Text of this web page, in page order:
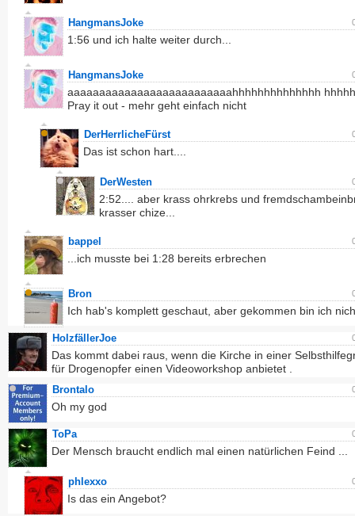
HangmansJoke
1:56 und ich halte weiter durch...
HangmansJoke
aaaaaaaaaaaaaaaaaaaaaaaaaahhhhhhhhhhhhhh
Pray it out - mehr geht einfach nicht
DerHerrlicheFürst
Das ist schon hart....
DerWesten
2:52.... aber krass ohrkrebs und
krasser chize...
bappel
...ich musste bei 1:28 bereits erbrechen
Bron
Ich hab's komplett geschaut, aber gekommen bin ich
HolzfällerJoe
Das kommt dabei raus, wenn die Kirche in einer
für Drogenopfer einen Videoworkshop anbietet .
Brontalo
Oh my god
ToPa
Der Mensch braucht endlich mal einen natürlichen Feind ...
phlexxo
Is das ein Angebot?